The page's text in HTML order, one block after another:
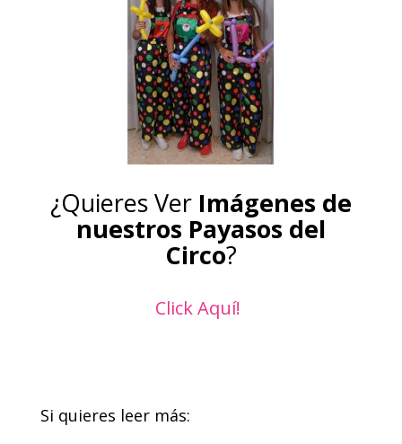
¿Quieres Ver Imágenes de
nuestros Payasos del
Circo?
Click Aquí!
Si quieres leer más: